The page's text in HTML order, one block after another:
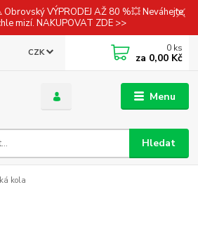
VÝPRODEJ AŽ 80 %💥 Neváhejte,
mizí. NAKUPOVAT ZDE >>
Menu
CZK
Hledat
0 ks
za 0,00 Kč
kola